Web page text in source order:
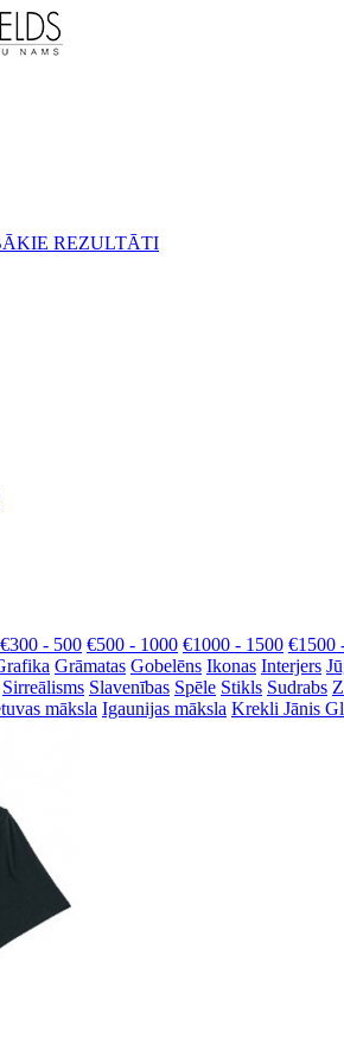
REZULTĀTI
€300 - 500 €500 - 1000 €1000 - 1500 €1500
Grāmatas Gobelēns Ikonas Interjers
Sirreālisms Slavenības Spēle Stikls Sudrabs
māksla Igaunijas māksla Krekli Jānis